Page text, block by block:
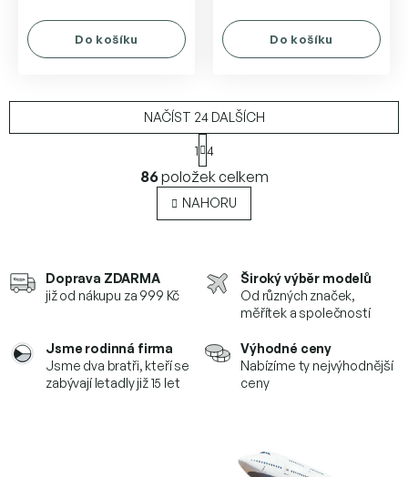
Do košíku Do košíku
O
v
l
á
c
í
v
k
NAČÍST 24 DALŠÍCH
S
t
r
á
n
k
n
1 4
86položek celkem
NAHORU
Doprava ZDARMA
již od nákupu za 999 Kč
Široký výběr modelů
Od různých značek,
měřítek a společností
Jsme rodinná firma
Jsme dva bratři, kteří se
zabývají letadly již 15 let
Výhodné ceny
Nabízíme ty nejvýhodnější
ceny